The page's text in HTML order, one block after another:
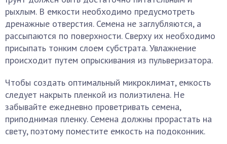
рыхлым. В емкости необходимо предусмотреть
дренажные отверстия. Семена не заглубляются, а
рассыпаются по поверхности. Сверху их необходимо
присыпать тонким слоем субстрата. Увлажнение
происходит путем опрыскивания из пульверизатора.
Чтобы создать оптимальный микроклимат, емкость
следует накрыть пленкой из полиэтилена. Не
забывайте ежедневно проветривать семена,
приподнимая пленку. Семена должны прорастать на
свету, поэтому поместите емкость на подоконник.